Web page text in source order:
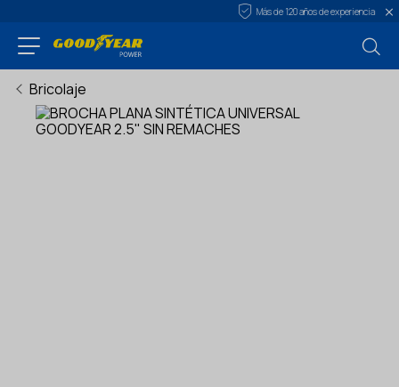
Más de 120 años de experiencia
Bricolaje